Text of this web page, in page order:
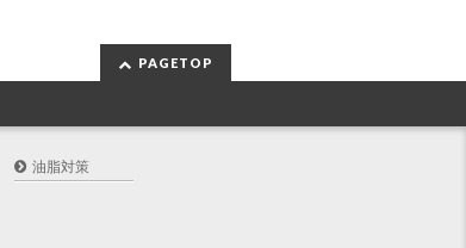
PAGETOP
油脂対策